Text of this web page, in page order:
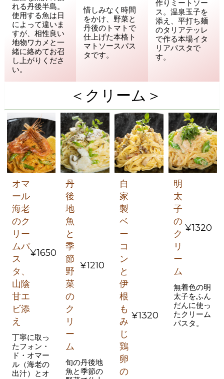
れる丹後半島。
使用する魚は日
によって違いま
すが、相性良い
地物ワカメと一
緒に絡めてお召
し上がりくださ
い。
惜しみなく時間
をかけ、野菜と
丹後のトマトで
仕上げた本格ト
マトソースパス
タです。
作りミートソー
ス。温泉玉子を
添え、平打ち麺
のタリアテッレ
で作る本場イタ
リアパスタで
す。
＜クリーム＞
オマ
ール
海老
のク
リー
ムパ
ス
タ、
山陰
甘エ
ビ添
え
¥1650
丁寧に取っ
たフォン・
ド・オマー
ル（海老の
出汁）とオ
丹
後
地
魚
と
季
節
野
菜
の
ク
リ
ー
ム
¥1210
旬の丹後地
魚と季節の
自
家
製
ベ
ー
コ
ン
と
伊
根
も
み
じ
鶏
卵
の
¥1320
明
太
子
の
ク
リ
ー
ム
¥1320
無着色の明
太子をふん
だんに使っ
たクリーム
パスタ。